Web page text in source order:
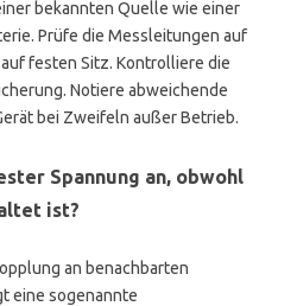
bekannten Quelle wie einer
Prüfe die Messleitungen auf
festen Sitz. Kontrolliere die
Notiere abweichende
bei Zweifeln außer Betrieb.
Spannung an, obwohl
ist?
an benachbarten
eine sogenannte